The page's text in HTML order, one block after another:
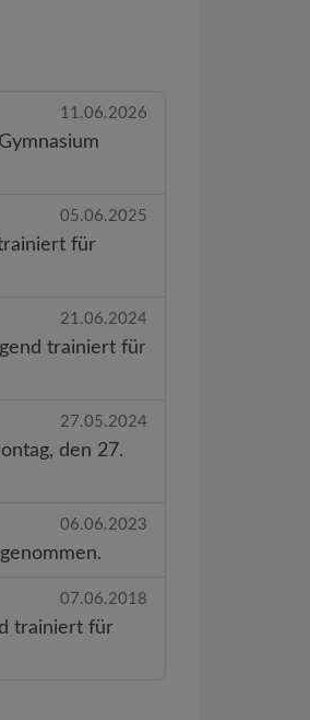
11.06.2026
05.06.2025
für
21.06.2024
trainiert für
27.05.2024
den 27.
06.06.2023
07.06.2018
trainiert für